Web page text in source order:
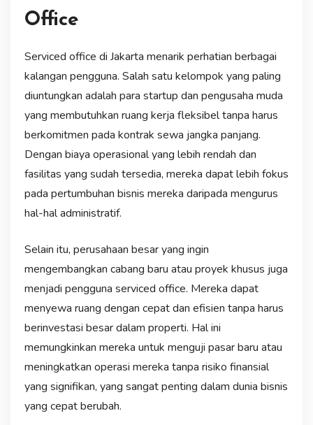
Office
Serviced office di Jakarta menarik perhatian berbagai
kalangan pengguna. Salah satu kelompok yang paling
diuntungkan adalah para startup dan pengusaha muda
yang membutuhkan ruang kerja fleksibel tanpa harus
berkomitmen pada kontrak sewa jangka panjang.
Dengan biaya operasional yang lebih rendah dan
fasilitas yang sudah tersedia, mereka dapat lebih fokus
pada pertumbuhan bisnis mereka daripada mengurus
hal-hal administratif.
Selain itu, perusahaan besar yang ingin
mengembangkan cabang baru atau proyek khusus juga
menjadi pengguna serviced office. Mereka dapat
menyewa ruang dengan cepat dan efisien tanpa harus
berinvestasi besar dalam properti. Hal ini
memungkinkan mereka untuk menguji pasar baru atau
meningkatkan operasi mereka tanpa risiko finansial
yang signifikan, yang sangat penting dalam dunia bisnis
yang cepat berubah.